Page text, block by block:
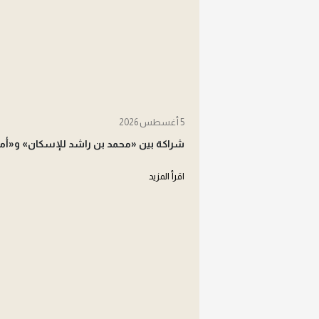
5 أغسطس 2026
شراكة بين «محمد بن راشد للإسكان»
اقرأ المزيد